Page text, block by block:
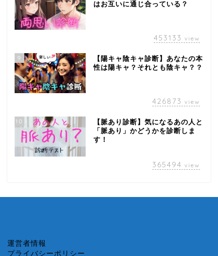
はお互いに通じ合っている？
453133 view
9
【陽キャ陰キャ診断】あなたの本
性は陽キャ？それとも陰キャ？？
426873 view
10
【脈あり診断】気になるあの人と
「脈あり」かどうかを診断しま
す！
365494 view
運営者情報
プライバシーポリシー